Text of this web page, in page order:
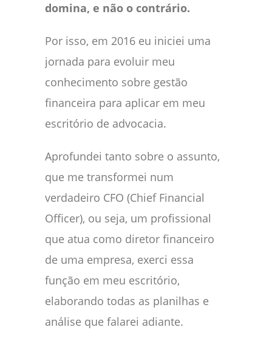
domina, e não o contrário.
Por isso, em 2016 eu iniciei uma
jornada para evoluir meu
conhecimento sobre gestão
financeira para aplicar em meu
escritório de advocacia.
Aprofundei tanto sobre o assunto,
que me transformei num
verdadeiro CFO (Chief Financial
Officer), ou seja, um profissional
que atua como diretor financeiro
de uma empresa, exerci essa
função em meu escritório,
elaborando todas as planilhas e
análise que falarei adiante.